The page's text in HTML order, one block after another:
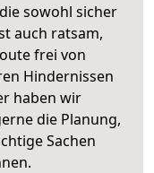
sowohl sicher
auch ratsam,
frei von
Hindernissen
haben wir
die Planung,
Sachen